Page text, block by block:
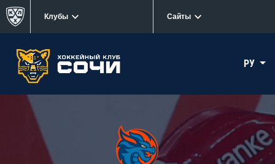
Клубы Сайты
РУ